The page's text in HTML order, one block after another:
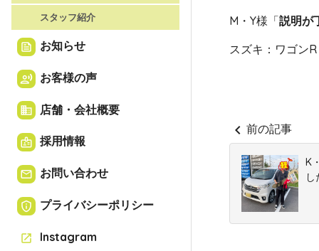
スタッフ紹介
feed お知らせ
record_voice_over お客様の声
business 店舗・会社概要
badge 採用情報
email お問い合わせ
privacy_tip プライバシーポリシー
open_in_new Instagram
M・Y様「説明が
スズキ：ワゴンR
chevron_left前の記事
K
し